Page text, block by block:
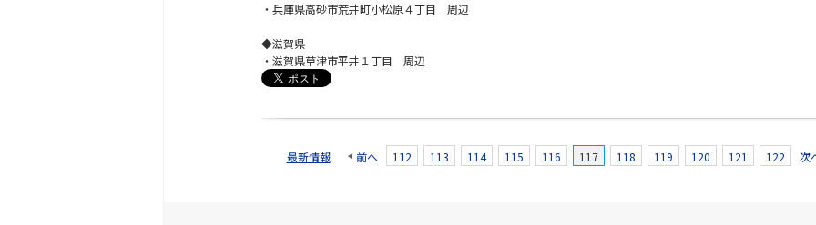
・兵庫県高砂市荒井町小松原４丁目 周辺
◆滋賀県
・滋賀県草津市平井１丁目 周辺
最新情報 前へ 112 113 114 115 116 117 118 119 120 121 122 次